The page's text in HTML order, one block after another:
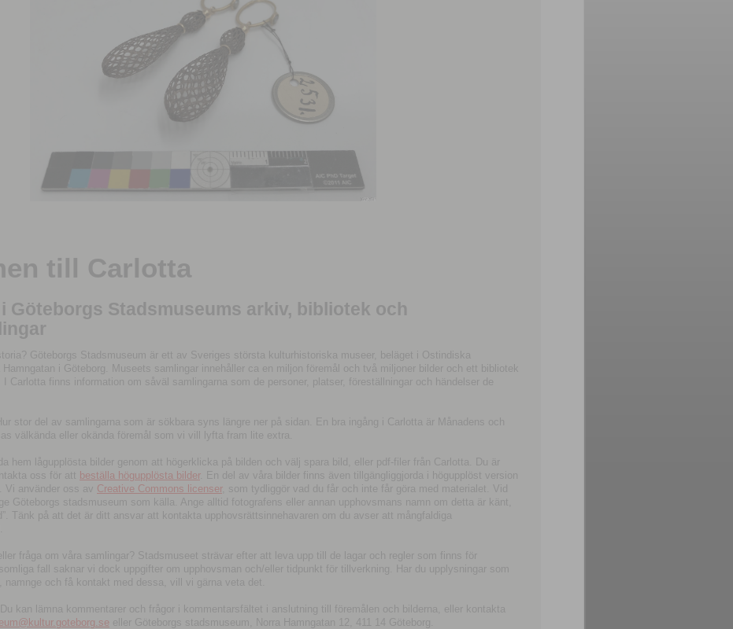
till Carlotta
Göteborgs Stadsmuseums arkiv, bibliotek och
Göteborgs Stadsmuseum är ett av Sveriges största kulturhistoriska museer, beläget i Ostindiska
Hamngatan i Göteborg. Museets samlingar innehåller ca en miljon föremål och två miljoner bilder och ett bibliotek
Carlotta finns information om såväl samlingarna som de personer, platser, föreställningar och händelser de
stor del av samlingarna som är sökbara syns längre ner på sidan. En bra ingång i Carlotta är Månadens och
välkända eller okända föremål som vi vill lyfta fram lite extra.
hem lågupplösta bilder genom att högerklicka på bilden och välj spara bild, eller pdf-filer från Carlotta. Du är
oss för att beställa högupplösta bilder. En del av våra bilder finns även tillgängliggjorda i högupplöst version
. Vi använder oss av Creative Commons licenser, som tydliggör vad du får och inte får göra med materialet. Vid
Göteborgs stadsmuseum som källa. Ange alltid fotografens eller annan upphovsmans namn om detta är känt,
Tänk på att det är ditt ansvar att kontakta upphovsrättsinnehavaren om du avser att mångfaldiga
fråga om våra samlingar? Stadsmuseet strävar efter att leva upp till de lagar och regler som finns för
fall saknar vi dock uppgifter om upphovsman och/eller tidpunkt för tillverkning. Har du upplysningar som
namnge och få kontakt med dessa, vill vi gärna veta det.
kan lämna kommentarer och frågor i kommentarsfältet i anslutning till föremålen och bilderna, eller kontakta
eller Göteborgs stadsmuseum, Norra Hamngatan 12, 411 14 Göteborg.